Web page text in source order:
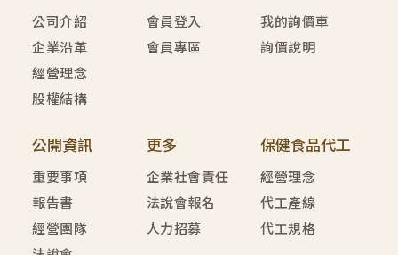
公司介紹
企業沿革
經營理念
股權結構
會員登入
會員專區
我的詢價車
詢價說明
公開資訊
重要事項
報告書
經營團隊
更多
企業社會責任
法說會報名
人力招募
保健食品代工
經營理念
代工產線
代工規格